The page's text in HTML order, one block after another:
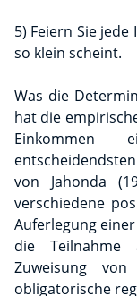
5) Feiern Sie
so klein scheint.
Was die
hat die
von Jahonda
verschiedene
Auferlegung
die Teilnahme
Zuweisung
obligatorische